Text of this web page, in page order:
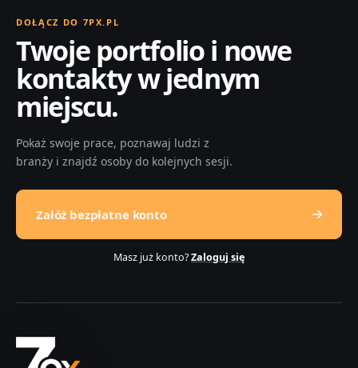
DOŁĄCZ DO 7PX.PL
Twoje portfolio i nowe
kontakty w jednym
miejscu.
Pokaż swoje prace, poznawaj ludzi z
branży i znajdź osoby do kolejnych sesji.
Załóż bezpłatne konto
Masz już konto?Zaloguj się